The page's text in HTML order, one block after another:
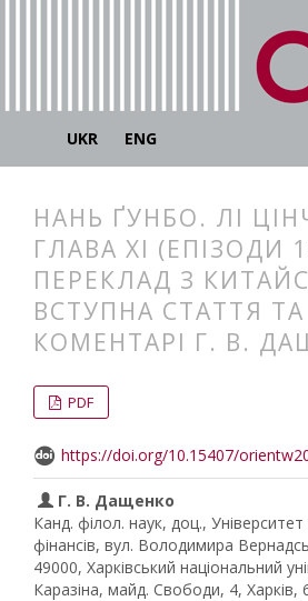
UKR ENG
НАНЬ ҐУНБО. ЛІ
ГЛАВА ХІ (ЕПІЗОДИ
ПЕРЕКЛАД З
ВСТУПНА СТАТТЯ ТА
КОМЕНТАРІ Г. В.
PDF
https://doi.org/10.15407/
Г. В. Дащенко
Канд. філол. наук, доц.,
фінансів, вул. Володимира
49000, Харківський національний
Каразіна, майд. Свободи, 4, Харків,